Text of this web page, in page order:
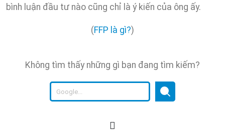
bình luận đầu tư nào cũng chỉ là ý kiến của ông ấy.
(FFP là gì?)
Không tìm thấy những gì bạn đang tìm kiếm?